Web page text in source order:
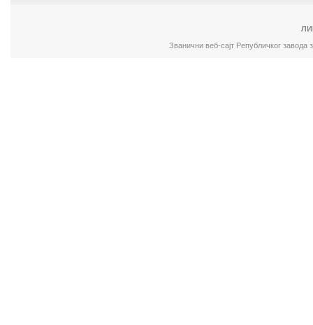
Званични веб-сајт Републичког